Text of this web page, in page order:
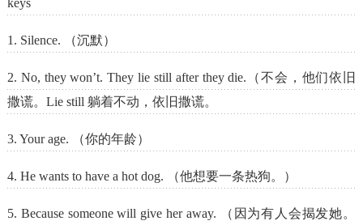
keys
1. Silence. （沉默）
2. No, they won’t. They lie still after they die.（不会，他们依旧
撒谎。Lie still 躺着不动，依旧撒谎。
3. Your age. （你的年龄）
4. He wants to have a hot dog. （他想要一条热狗。）
5. Because someone will give her away. （因为有人会揭发她。